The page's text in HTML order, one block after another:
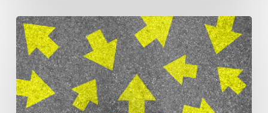
Ça
commence
pour…
André
B.